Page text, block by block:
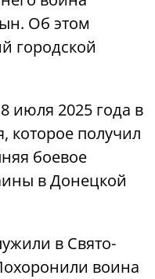
Об этом
городской
июля 2025 года в
которое получил
боевое
в Донецкой
в Свято-
воина